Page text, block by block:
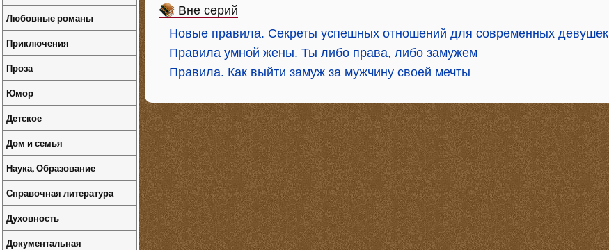
Вне серий
Новые правила. Секреты успешных отношений для современных девушек
Правила умной жены. Ты либо права, либо замужем
Правила. Как выйти замуж за мужчину своей мечты
Любовные романы
Приключения
Проза
Юмор
Детское
Дом и семья
Наука, Образование
Справочная литература
Духовность
Документальная